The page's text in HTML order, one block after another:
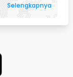
Selengkapnya